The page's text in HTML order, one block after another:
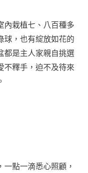
內栽植七、八百種多
球，也有綻放如花的
都是主人家親自挑選
不釋手，迫不及待來
一點一滴悉心照顧，